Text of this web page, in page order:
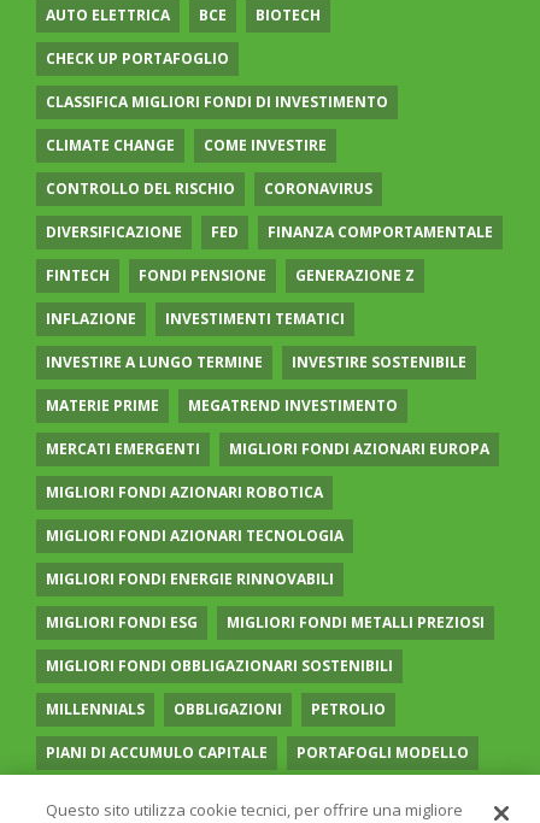
AUTO ELETTRICA BCE BIOTECH
CHECK UP PORTAFOGLIO
CLASSIFICA MIGLIORI FONDI DI INVESTIMENTO
CLIMATE CHANGE COME INVESTIRE
CONTROLLO DEL RISCHIO CORONAVIRUS
DIVERSIFICAZIONE FED FINANZA COMPORTAMENTALE
FINTECH FONDI PENSIONE GENERAZIONE Z
INFLAZIONE INVESTIMENTI TEMATICI
INVESTIRE A LUNGO TERMINE INVESTIRE SOSTENIBILE
MATERIE PRIME MEGATREND INVESTIMENTO
MERCATI EMERGENTI MIGLIORI FONDI AZIONARI EUROPA
MIGLIORI FONDI AZIONARI ROBOTICA
MIGLIORI FONDI AZIONARI TECNOLOGIA
MIGLIORI FONDI ENERGIE RINNOVABILI
MIGLIORI FONDI ESG MIGLIORI FONDI METALLI PREZIOSI
MIGLIORI FONDI OBBLIGAZIONARI SOSTENIBILI
MILLENNIALS OBBLIGAZIONI PETROLIO
PIANI DI ACCUMULO CAPITALE PORTAFOGLI MODELLO
Questo sito utilizza cookie tecnici, per offrire una migliore